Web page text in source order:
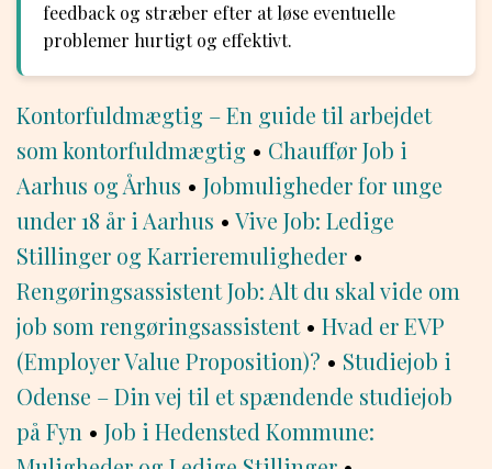
feedback og stræber efter at løse eventuelle
problemer hurtigt og effektivt.
Kontorfuldmægtig – En guide til arbejdet
som kontorfuldmægtig • Chauffør Job i
Aarhus og Århus • Jobmuligheder for unge
under 18 år i Aarhus • Vive Job: Ledige
Stillinger og Karrieremuligheder •
Rengøringsassistent Job: Alt du skal vide om
job som rengøringsassistent• Hvad er EVP
(Employer Value Proposition)? • Studiejob i
Odense – Din vej til et spændende studiejob
på Fyn • Job i Hedensted Kommune: